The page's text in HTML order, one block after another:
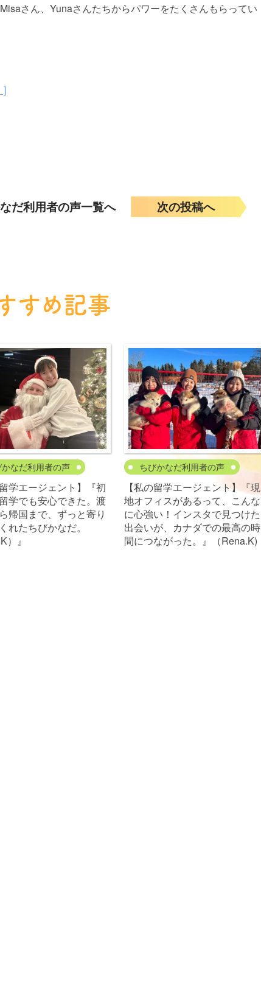
さん、Yunaさんたちからパワーをたくさんもらってい
]
だ利用者の声一覧へ 次の投稿へ
すめ記事
かなだ利用者の声
留学エージェント】『初
学でも安心できた。渡
帰国まで、ずっと寄り
れたちびかなだ。
）』
ちびかなだ利用者の声
【私の留学エージェント】『現
地オフィスがあるって、こんな
に心強い！インスタで見つけた
出会いが、カナダでの最高の時
間につながった。』（Rena.K)